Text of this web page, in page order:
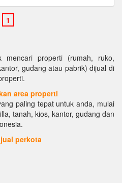
properti (rumah, ruko,
gudang atau pabrik) dijual di
area properti
paling tepat untuk anda, mulai
tanah, kios, kantor, gudang dan
perkota